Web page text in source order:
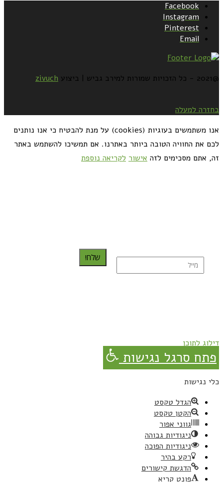
Facebook
Instagram
Pinterest
Email
@2021 - כל הזכויות שמורות למירב גביש | ביצוע zivuch
בחזרה למעלה
אנו משתמשים בעוגיות (cookies) על מנת להבטיח כי אנו נותנים
לכם את החוויה הטובה ביותר באתרנו. אם תמשיכו להשתמש באתר
זה, אתם מסכימים לזה אישור לקריאה נוספת
שלח!
דילוג לתוכן
פתח סרגל נגישות
כלי נגישות
הגדל טקסט
הקטן טקסט
גווני אפור
ניגודיות גבוהה
ניגודיות הפוכה
רקע בהיר
הדגשת קישורים
פונט קריא